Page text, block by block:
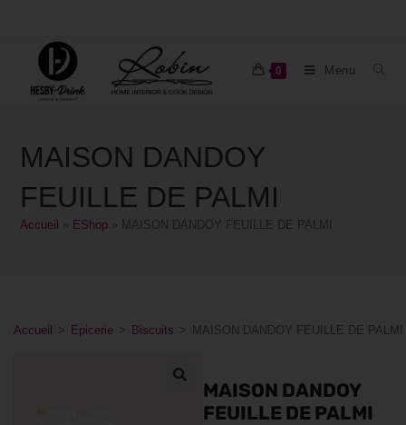
0 Menu
MAISON DANDOY
FEUILLE DE PALMI
Accueil EShop MAISON DANDOY FEUILLE DE PALMI
Accueil > Epicerie > Biscuits > MAISON DANDOY FEUILLE DE PALMI
MAISON DANDOY
FEUILLE DE PALMI